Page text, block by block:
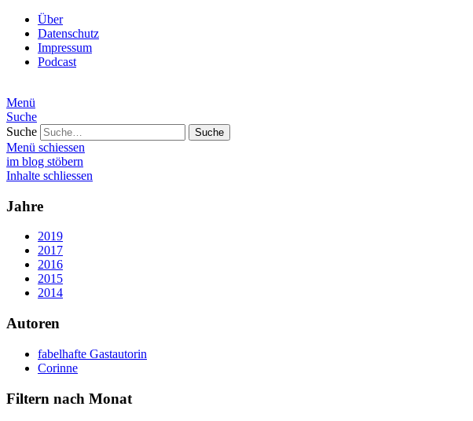
Über
Datenschutz
Impressum
Podcast
Menü
Suche
Suche
Menü schiessen
im blog stöbern
Inhalte schliessen
Jahre
2019
2017
2016
2015
2014
Autoren
fabelhafte Gastautorin
Corinne
Filtern nach Monat